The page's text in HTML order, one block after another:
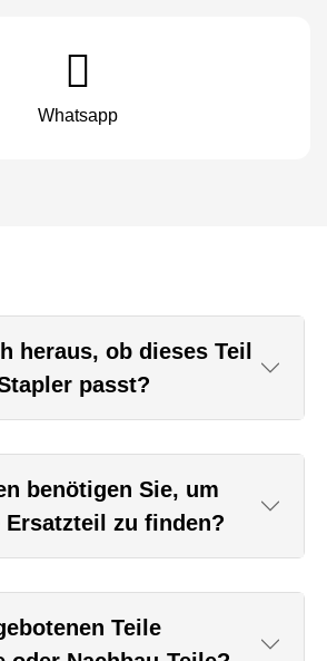
Whatsapp
heraus, ob dieses Teil
passt?
benötigen Sie, um
zu finden?
Teile